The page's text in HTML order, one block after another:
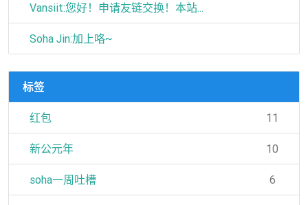
Vansiit:您好！申请友链交换！本站...
Soha Jin:加上咯~
标签
红包 11
新公元年 10
soha一周吐槽 6